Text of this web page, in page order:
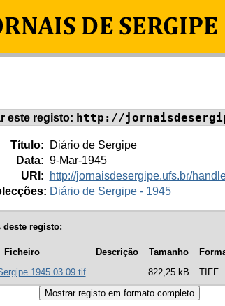
este registo: http://
Título:
Diário de Sergipe
Data: 9-Mar-1945
URI:
http://jornaisdesergipe.ufs.br/
Diário de Sergipe - 1945
deste registo:
Ficheiro Descrição Tamanho
1945.03.09.tif
822,25 kB TIFF